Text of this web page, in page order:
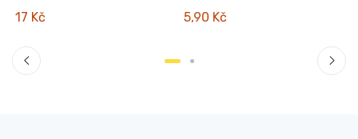
17 Kč 5,90 Kč